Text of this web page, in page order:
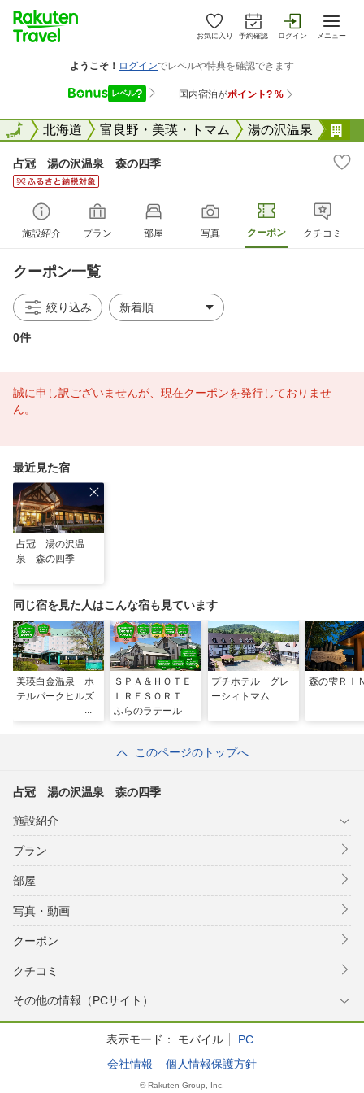
お気に入り 予約確認 ログイン メニュー
全国北海道 富良野・美瑛・トマム 湯の沢温泉
全国
占冠 湯の沢温泉 森の四季
施設紹介 プラン 部屋 写真 クーポン クチコミ
クーポン一覧
絞り込み
0件
誠に申し訳ございませんが、現在クーポンを発行しておりませ
ん。
最近見た宿
占冠 湯の沢温
泉 森の四季
同じ宿を見た人はこんな宿も見ています
美瑛白金温泉 ホ
テルパークヒルズ
ＳＰＡ＆ＨＯＴＥ
ＬＲＥＳＯＲＴ
ふらのラテール
プチホテル グレ
ーシィトマム
森の雫ＲＩ
このページのトップへ
占冠 湯の沢温泉 森の四季
施設紹介
プラン
部屋
写真・動画
クーポン
クチコミ
その他の情報（PCサイト）
表示モード： モバイル
PC
会社情報
個人情報保護方針
© Rakuten Group, Inc.